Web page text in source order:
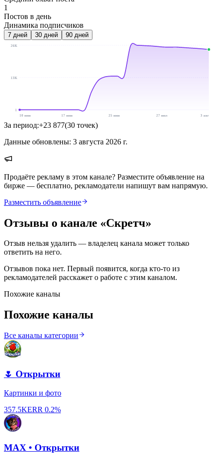
1
Постов в день
Динамика подписчиков
7 дней 30 дней 90 дней
26K
13K
1
10 июн
17 июн 25 июн 27 июл 3 авг
За период:+23 877(30 точек)
Данные обновлены: 3 августа 2026 г.
Продаёте рекламу в этом канале? Разместите объявление на
бирже — бесплатно, рекламодатели напишут вам напрямую.
Разместить объявление
Отзывы о канале «Скретч»
Отзыв нельзя удалить — владелец канала может только
ответить на него.
Отзывов пока нет. Первый появится, когда кто-то из
рекламодателей расскажет о работе с этим каналом.
Похожие каналы
Похожие каналы
Все каналы категории
🌷 Открытки
Картинки и фото
357.5KERR 0.2%
MAX • Открытки